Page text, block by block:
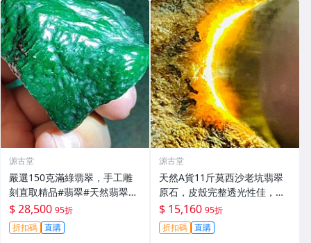
源古堂
嚴選150克滿綠翡翠，手工雕
刻直取精品#翡翠#天然翡翠#A
貨翡翠玉石
$ 28,500 95折
折扣碼 直購
源古堂
天然A貨11斤莫西沙老坑翡翠
原石，皮殼完整透光性佳，黃
霧美如冰裂，適合製作手鐲或
牌子。嚴選原石未動，保存完
好。冰感強，種水優良。翡翠
$ 15,160 95折
折扣碼 直購